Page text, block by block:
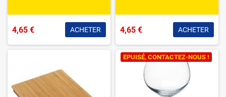
4,65 € ACHETER 4,65 € ACHETER
EPUISÉ, CONTACTEZ-NOUS !